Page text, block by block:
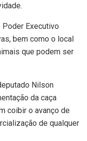
Executivo
bem como o local
que podem ser
Nilson
da caça
coibir o avanço de
de qualquer